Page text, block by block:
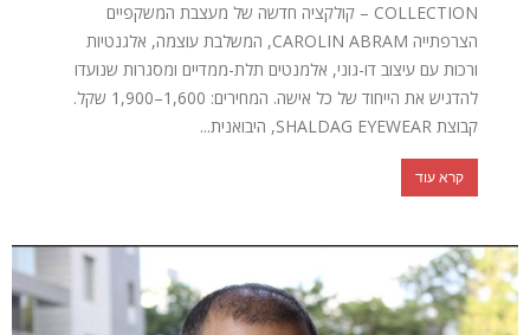
COLLECTION – קולקציה חדשה של מעצבת המשקפיים
הצרפתייה CAROLIN ABRAM, המשלבת עוצמה, אלגנטיות
ורכות עם עיצוב דו-גוני, אלמנטים תלת-ממדיים ומסגרות שנועדו
להדגיש את הייחוד של כל אישה. המחירים: 1,600–1,900 שקל.
קבוצת SHALDAG EYEWEAR, היבואנית...
קרא עוד